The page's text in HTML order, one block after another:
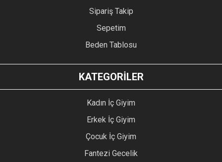
Sipariş Takip
Sepetim
Beden Tablosu
KATEGORİLER
Kadın İç Giyim
Erkek İç Giyim
Çocuk İç Giyim
Fantezi Gecelik